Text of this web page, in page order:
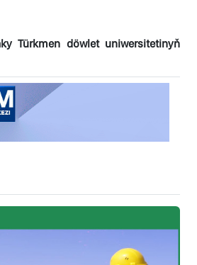
Türkmen döwlet uniwersitetinyň